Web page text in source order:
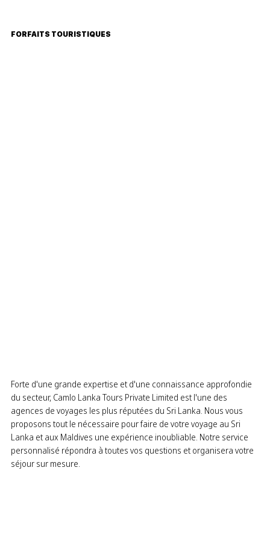
FORFAITS TOURISTIQUES
Forte d'une grande expertise et d'une connaissance approfondie
du secteur, Camlo Lanka Tours Private Limited est l'une des
agences de voyages les plus réputées du Sri Lanka. Nous vous
proposons tout le nécessaire pour faire de votre voyage au Sri
Lanka et aux Maldives une expérience inoubliable. Notre service
personnalisé répondra à toutes vos questions et organisera votre
séjour sur mesure.